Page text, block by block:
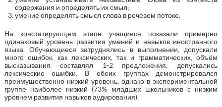
содержания и определять их смыл;
умение определять смысл слова в речевом потоке.
На констатирующем этапе учащиеся показали примерно
одинаковый уровень развития умений и навыков иностранного
языка. Обучающиеся затруднялись в выполнении, допускали
много ошибок, как лексических, так и грамматических, объём
высказывания составлял 1-2 предложения, допускались
лексические ошибки. В обеих группах демонстрировался
преимущественно низкий уровень, однако в экспериментальной
группе наиболее низкий (73% младших школьников с низким
уровнем развития навыков аудирования).